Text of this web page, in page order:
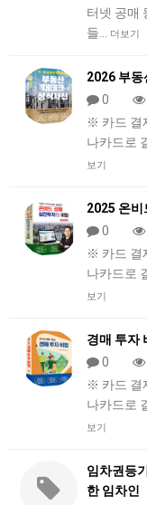
터넷 공매
들…
더보기
2026 부동
0
※ 카드 결
나카드로
보기
2025 온비
0
※ 카드 결
나카드로
보기
경매 투자
0
※ 카드 결
나카드로
보기
임차권등
한 임차인